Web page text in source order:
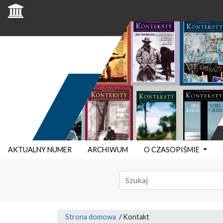
AKTUALNY NUMER ARCHIWUM O CZASOPIŚMIE
Strona domowa /Kontakt